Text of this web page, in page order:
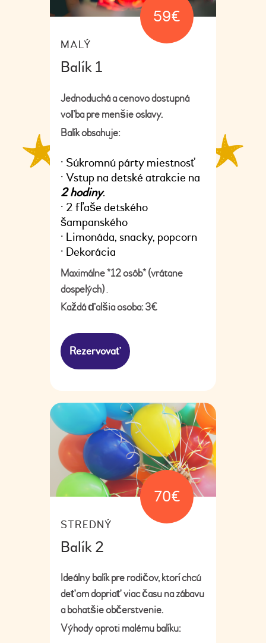
59€
MALÝ
Balík 1
Jednoduchá a cenovo dostupná
voľba pre menšie oslavy.
Balík obsahuje:
• Súkromnú párty miestnosť
• Vstup na detské atrakcie na
2 hodiny.
• 2 fľaše detského
šampanského
• Limonáda, snacky, popcorn
• Dekorácia
Maximálne *12 osôb* (vrátane
dospelých).
Každá ďalšia osoba: 3€
Rezervovať
70€
STREDNÝ
Balík 2
Ideálny balík pre rodičov, ktorí chcú
deťom dopriať viac času na zábavu
a bohatšie občerstvenie.
Výhody oproti malému balíku: